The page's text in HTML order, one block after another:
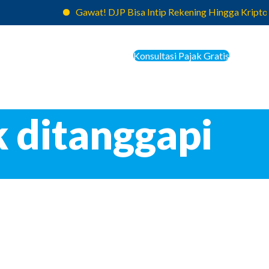
Gawat! DJP Bisa Intip Rekening Hingga Kripto
Konsultasi Pajak Gratis
ditanggapi